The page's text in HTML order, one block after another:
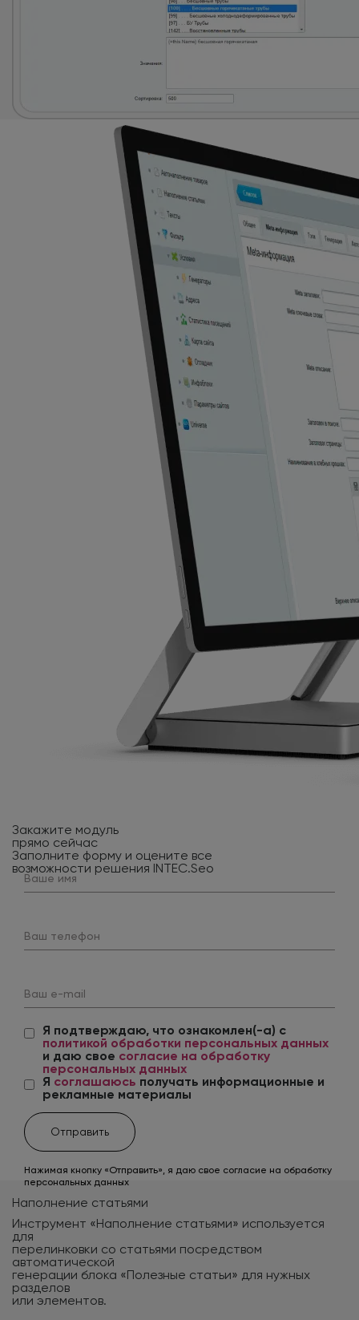
Закажите модуль
прямо сейчас
Заполните форму и оцените все
возможности решения INTEC.Seo
Ваше имя
Ваш телефон
Ваш e-mail
Я подтверждаю, что ознакомлен(-а) с
политикой обработки персональных данных
и даю свое согласие на обработку
персональных данных
Я соглашаюсь получать информационные и
рекламные материалы
Нажимая кнопку «Отправить», я даю свое согласие на обработку
персональных данных
Наполнение статьями
Инструмент «Наполнение статьями» используется
для
перелинковки со статьями посредством
автоматической
генерации блока «Полезные статьи» для нужных
разделов
или элементов.